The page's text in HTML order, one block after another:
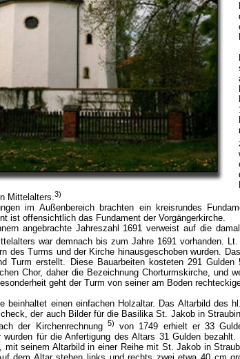
Mittelalters.3)
im Außenbereich brachten ein kreisrundes
ist offensichtlich das Fundament der Vorgängerkirche.
angebrachte Jahreszahl 1691 verweist auf die
war demnach bis zum Jahre 1691 vorhanden. Lt.
des Turms und der Kirche hinausgeschoben wurden.
Turm erstellt. Diese Bauarbeiten kosteten 291
Chor, daher die Bezeichnung Chorturmskirche, und
geht der Turm von seiner am Boden
beinhaltet einen einfachen Holzaltar. Das Altarbild des
der auch Bilder für die Basilika St. Jakob in
der Kirchenrechnung 5)
von 1749 erhielt er 33
wurden für die Anfertigung des Altars 31 Gulden
mit seinem Altarbild in einer Reihe mit St. Jakob in